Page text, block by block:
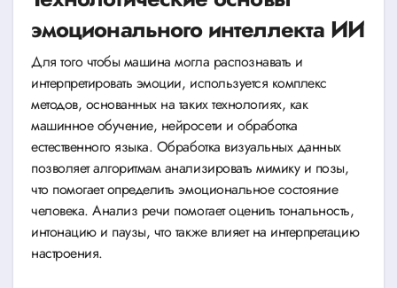
эмоционального интеллекта ИИ
Для того чтобы машина могла распознавать и
интерпретировать эмоции, используется комплекс
методов, основанных на таких технологиях, как
машинное обучение, нейросети и обработка
естественного языка. Обработка визуальных данных
позволяет алгоритмам анализировать мимику и позы,
что помогает определить эмоциональное состояние
человека. Анализ речи помогает оценить тональность,
интонацию и паузы, что также влияет на интерпретацию
настроения.